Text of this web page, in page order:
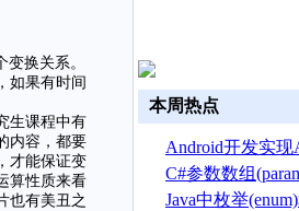
换关系。
如果有时间
生课程中有
内容，都要
才能保证变
算性质来看
也有美丑之
本周热点
Android开发实
换
C#参数数组
Java中枚举